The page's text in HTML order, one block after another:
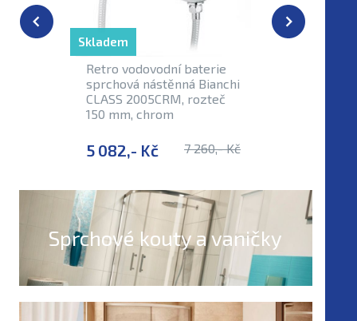
Retro vodovodní baterie
sprchová nástěnná Bianchi
CLASS 2005CRM, rozteč
150 mm, chrom
5 082,- Kč 7 260,- Kč
Skladem Skladem
Sprchové kouty a vaničky